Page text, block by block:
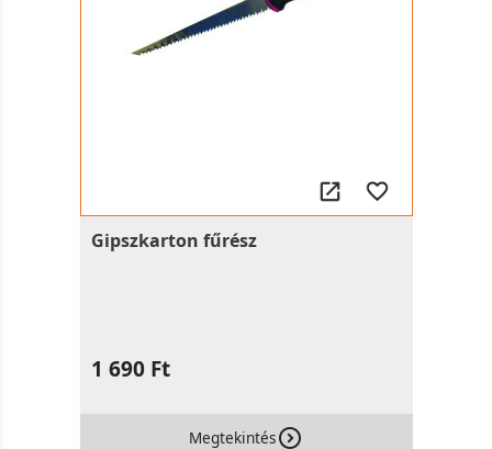
Gipszkarton fűrész
1 690 Ft
Megtekintés